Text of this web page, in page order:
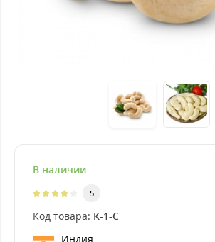
В наличии
5
Код товара: К-1-С
Индия